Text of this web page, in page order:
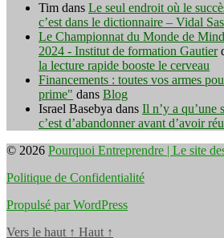
Tim dans Le seul endroit où le
c’est dans le dictionnaire – Vidal
Le Championnat du Monde de
2024 - Institut de formation Gautier
la lecture rapide booste le cerveau
Financements : toutes vos armes
prime" dans Blog
Israel Basebya dans Il n’y a qu’une
c’est d’abandonner avant d’avoir
© 2026 Pourquoi Entreprendre | Le site
Politique de Confidentialité
Propulsé par WordPress
Vers le haut ↑ Haut ↑